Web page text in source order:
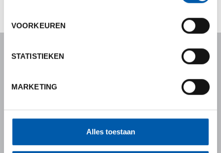
VOORKEUREN
STATISTIEKEN
MARKETING
Alles toestaan
EBS Banden Service
info@essensebandenservice.be